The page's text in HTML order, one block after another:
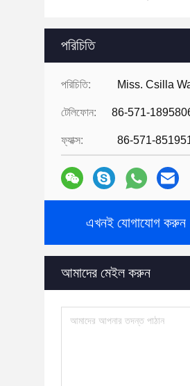
পরিচিতি
পরিচিতি: Miss. Csilla
টেলিফোন:
ফ্যাক্স: 86-571-
এখনই যোগাযোগ করুন
আমাদের মেইল ​​করুন